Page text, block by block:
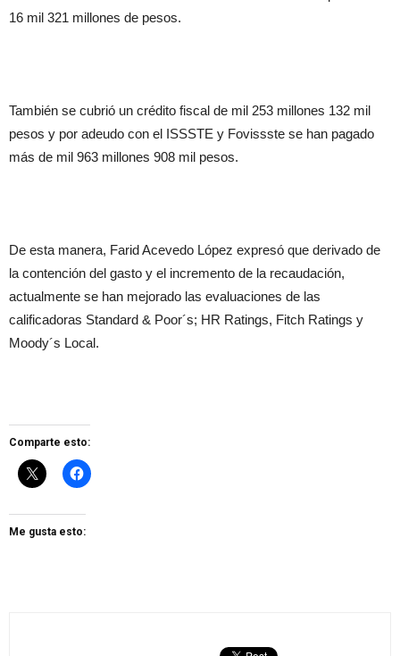
16 mil 321 millones de pesos.
También se cubrió un crédito fiscal de mil 253 millones 132 mil
pesos y por adeudo con el ISSSTE y Fovissste se han pagado
más de mil 963 millones 908 mil pesos.
De esta manera, Farid Acevedo López expresó que derivado de
la contención del gasto y el incremento de la recaudación,
actualmente se han mejorado las evaluaciones de las
calificadoras Standard & Poor´s; HR Ratings, Fitch Ratings y
Moody´s Local.
Comparte esto:
Me gusta esto: